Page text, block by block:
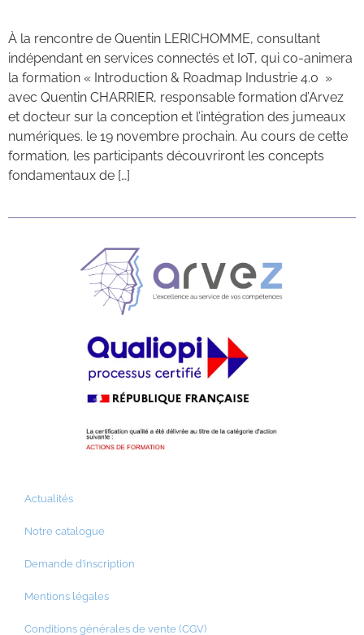
À la rencontre de Quentin LERICHOMME, consultant
indépendant en services connectés et IoT, qui co-animera
la formation « Introduction & Roadmap Industrie 4.0 »
avec Quentin CHARRIER, responsable formation d’Arvez
et docteur sur la conception et l’intégration des jumeaux
numériques. le 19 novembre prochain. Au cours de cette
formation, les participants découvriront les concepts
fondamentaux de […]
Actualités
Notre catalogue
Demande d’inscription
Mentions légales
Conditions générales de vente (CGV)